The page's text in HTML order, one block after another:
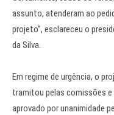
assunto, atenderam ao
projeto”, esclareceu o
da Silva.
Em regime de urgência, o
tramitou pelas comissões
aprovado por unanimidade